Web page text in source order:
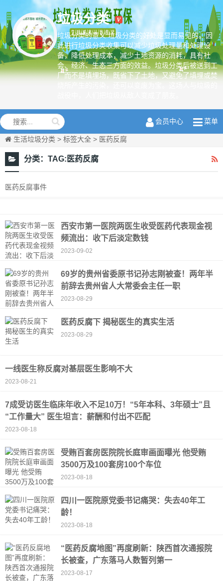
绿色环保从
我做起
垃圾分类
垃圾分类的意义:垃圾分类的好处是显而易见的。因
此进行垃圾分类收集可以减少垃圾处理量和处理设
备，降低处理成本，减少土地资源的消耗，具有社
会、经济、生态三方面的效益。垃圾分类后被送到工
厂而不是填埋场，既省下了土地，又避免了填埋或焚
菜单
会员中心
生活垃圾分类 > 标签大全 > 医药反腐
分类： TAG:医药反腐
医药反腐事件
西安市第一医院两医生收受医药代表现金视
频流出：收下后淡定数钱
2023-09-02
69岁的贵州省委原书记孙志刚被查！两年半
前辞去贵州省人大常委会主任一职
2023-08-29
医药反腐下 揭秘医生的真实生活
2023-08-29
一线医生称反腐对基层医生影响不大
2023-08-21
7成受访医生临床年收入不足10万！“5年本科、3年硕士”且
“工作量大” 医生坦言：薪酬和付出不匹配
2023-08-18
受贿百套房医院院长庭审画面曝光 他受贿
3500万及100套房100个车位
2023-08-18
四川一医院原党委书记痛哭：失去40年工
龄！
2023-08-18
“医药反腐地图”再度刷新：陕西首次通报院
长被查，广东落马人数暂列第一
2023-08-17